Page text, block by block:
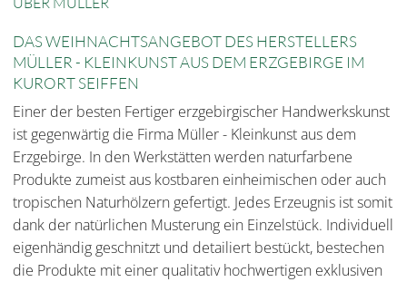
DAS WEIHNACHTSANGEBOT DES HERSTELLERS
MÜLLER - KLEINKUNST AUS DEM ERZGEBIRGE IM
KURORT SEIFFEN
Einer der besten Fertiger erzgebirgischer Handwerkskunst
ist gegenwärtig die Firma Müller - Kleinkunst aus dem
Erzgebirge. In den Werkstätten werden naturfarbene
Produkte zumeist aus kostbaren einheimischen oder auch
tropischen Naturhölzern gefertigt. Jedes Erzeugnis ist somit
dank der natürlichen Musterung ein Einzelstück. Individuell
eigenhändig geschnitzt und detailiert bestückt, bestechen
die Produkte mit einer qualitativ hochwertigen exklusiven